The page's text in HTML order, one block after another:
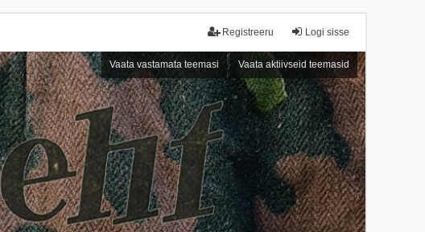
Logi sisse
Registreeru
Vaata vastamata teemasi Vaata aktiivseid teemasid